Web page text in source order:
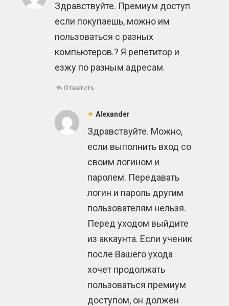
Здравствуйте. Премиум доступ
если покупаешь, можно им
пользоваться с разных
компьютеров.? Я репетитор и
езжу по разным адресам.
Ответить
Alexander
Здравствуйте. Можно,
если выполнить вход со
своим логином и
паролем. Передавать
логин и пароль другим
пользователям нельзя.
Перед уходом выйдите
из аккаунта. Если ученик
после Вашего ухода
хочет продолжать
пользоваться премиум
доступом, он должен